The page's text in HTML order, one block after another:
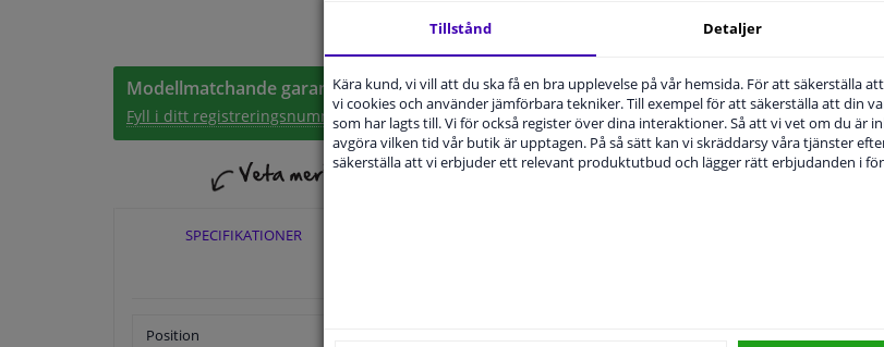
Modellmatchande garanti, Hitta rätt bildelar.
Fyll i ditt registreringsnummerellerVälj din bil.
SPECIFIKATIONER
Position
Tillstånd Detaljer
Kära kund, vi vill att du ska få en bra upplevelse på vår hemsida. För att säkerställa
vi cookies och använder jämförbara tekniker. Till exempel för att säkerställa att din
som har lagts till. Vi för också register över dina interaktioner. Så att vi vet om du är
avgöra vilken tid vår butik är upptagen. På så sätt kan vi skräddarsy våra tjänster
säkerställa att vi erbjuder ett relevant produktutbud och lägger rätt erbjudanden i